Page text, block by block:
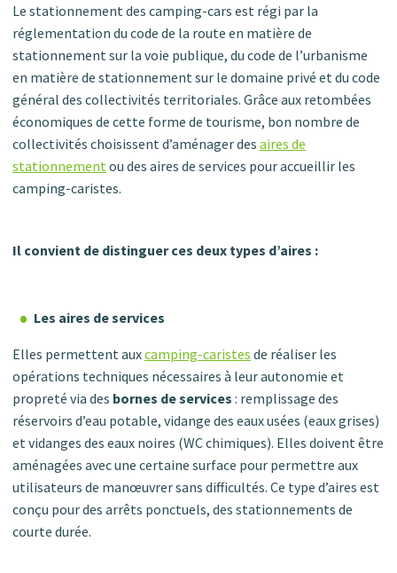
Le stationnement des camping-cars est régi par la
réglementation du code de la route en matière de
stationnement sur la voie publique, du code de l’urbanisme
en matière de stationnement sur le domaine privé et du code
général des collectivités territoriales. Grâce aux retombées
économiques de cette forme de tourisme, bon nombre de
collectivités choisissent d’aménager des aires de
stationnementou des aires de services pour accueillir les
camping-caristes.
Il convient de distinguer ces deux types d’aires :
Les aires de services
Elles permettent auxcamping-caristes de réaliser les
opérations techniques nécessaires à leur autonomie et
propreté via des bornes de services : remplissage des
réservoirs d’eau potable, vidange des eaux usées (eaux grises)
et vidanges des eaux noires (WC chimiques). Elles doivent être
aménagées avec une certaine surface pour permettre aux
utilisateurs de manœuvrer sans difficultés. Ce type d’aires est
conçu pour des arrêts ponctuels, des stationnements de
courte durée.